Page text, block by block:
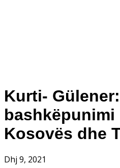
Kurti-
bashkëpunimi
Kosovës dhe
Dhj 9, 2021